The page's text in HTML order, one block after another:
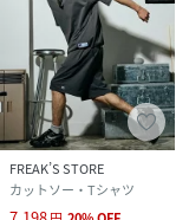
クリーニング
品番
FREAK’S STORE
カットソー・Tシャツ